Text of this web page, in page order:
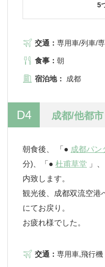
5
交通： 専用車/列車/
食事： 朝
宿泊地： 成都
D4 成都/他都市
朝食後、 「● 成都パン
分)、「● 杜甫草堂 」
内致します。
観光後、成都双流空港
にてお戻り。
お疲れ様でした。
交通： 専用車,飛行機